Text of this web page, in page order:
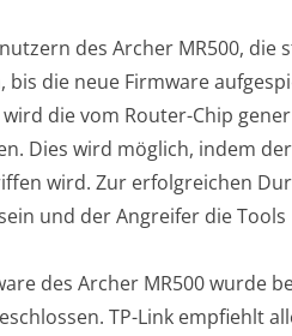
des Archer MR500,
bis die neue Firmware
die vom Router-Chip
Dies wird möglich, indem
wird. Zur erfolgreichen
und der Angreifer die
des Archer MR500 wurde
TP-Link empfiehlt